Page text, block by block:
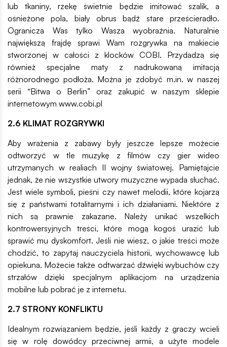
lub tkaniny, rzekę świetnie będzie imitować szalik, a
ośnieżone pola, biały obrus bądź stare prześcieradło.
Ogranicza Was tylko Wasza wyobraźnia. Naturalnie
największą frajdę sprawi Wam rozgrywka na makiecie
stworzonej w całości z klocków COBI. Przydadzą się
również specjalne maty z nadrukowaną imitacją
różnorodnego podłoża. Można je zdobyć m.in. w naszej
serii “Bitwa o Berlin” oraz zakupić w naszym sklepie
internetowym www.cobi.pl
2.6 KLIMAT ROZGRYWKI
Aby wrażenia z zabawy były jeszcze lepsze możecie
odtworzyć w tle muzykę z filmów czy gier wideo
utrzymanych w realiach II wojny światowej. Pamiętajcie
jednak, że nie wszystkie utwory muzyczne wypada słuchać.
Jest wiele symboli, pieśni czy nawet melodii, które kojarzą
się z państwami totalitarnymi i ich działaniami. Niektóre z
nich są prawnie zakazane. Należy unikać wszelkich
kontrowersyjnych treści, które mogą kogoś urazić lub
sprawić mu dyskomfort. Jeśli nie wiesz, o jakie treści może
chodzić, to zapytaj nauczyciela historii, wychowawcę lub
opiekuna. Możecie także odtwarzać dźwięki wybuchów czy
strzałów dzięki specjalnym aplikacjom na urządzenia
mobilne lub pobrać je z internetu.
2.7 STRONY KONFLIKTU
Idealnym rozwiązaniem będzie, jeśli każdy z graczy wcieli
się w rolę dowódcy przeciwnej armii, a użyte modele